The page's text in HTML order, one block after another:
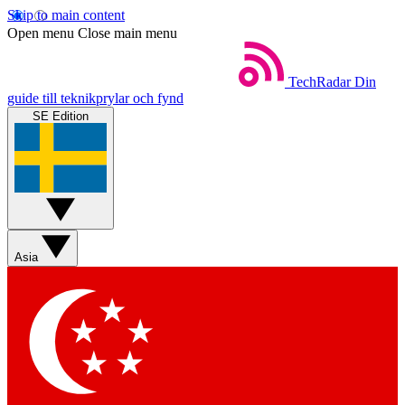
Skip to main content
Open menu Close main menu
TechRadar Din
guide till teknikprylar och fynd
SE Edition
Asia